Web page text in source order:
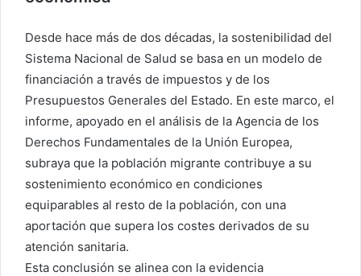
Desde hace más de dos décadas, la sostenibilidad del
Sistema Nacional de Salud se basa en un modelo de
financiación a través de impuestos y de los
Presupuestos Generales del Estado. En este marco, el
informe, apoyado en el análisis de la Agencia de los
Derechos Fundamentales de la Unión Europea,
subraya que la población migrante contribuye a su
sostenimiento económico en condiciones
equiparables al resto de la población, con una
aportación que supera los costes derivados de su
atención sanitaria.
Esta conclusión se alinea con la evidencia